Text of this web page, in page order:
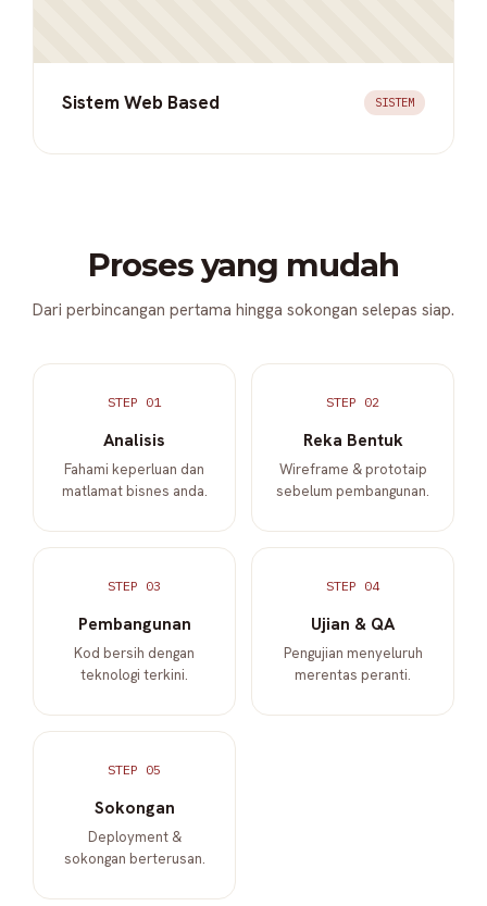
Sistem Web Based SISTEM
Proses yang mudah
Dari perbincangan pertama hingga sokongan selepas siap.
STEP 01
Analisis
Fahami keperluan dan
matlamat bisnes anda.
STEP 02
Reka Bentuk
Wireframe & prototaip
sebelum pembangunan.
STEP 03
Pembangunan
Kod bersih dengan
teknologi terkini.
STEP 04
Ujian & QA
Pengujian menyeluruh
merentas peranti.
STEP 05
Sokongan
Deployment &
sokongan berterusan.